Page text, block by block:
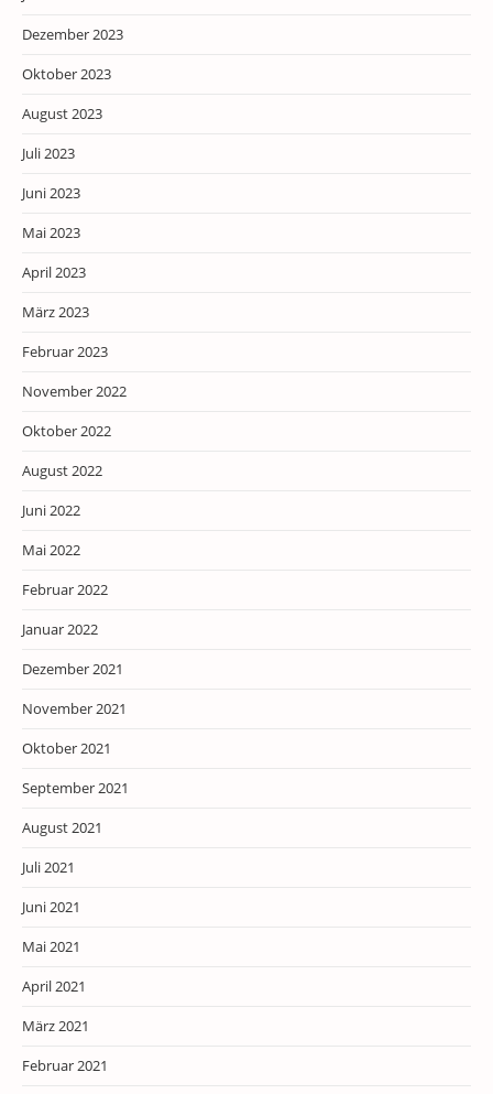
Dezember 2023
Oktober 2023
August 2023
Juli 2023
Juni 2023
Mai 2023
April 2023
März 2023
Februar 2023
November 2022
Oktober 2022
August 2022
Juni 2022
Mai 2022
Februar 2022
Januar 2022
Dezember 2021
November 2021
Oktober 2021
September 2021
August 2021
Juli 2021
Juni 2021
Mai 2021
April 2021
März 2021
Februar 2021